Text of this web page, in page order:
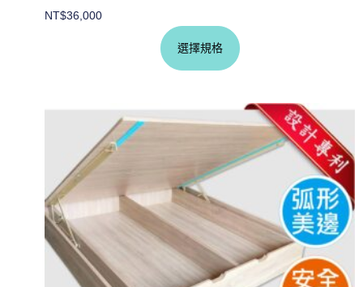
NT$36,000
選擇規格